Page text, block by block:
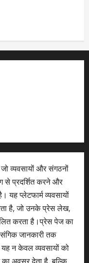
व्यवसायों और संगठनों
से प्रदर्शित करने और
यह प्लेटफार्म व्यवसायों
है, जो उनके प्रेस लेख,
करता है।प्रेस पेज का
जानकारी तक
न केवल व्यवसायों को